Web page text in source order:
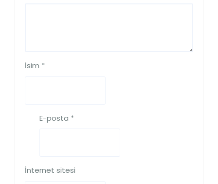
İsim *
E-posta *
İnternet sitesi